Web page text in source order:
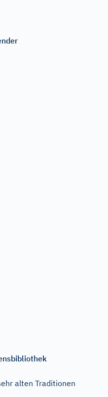
alten Traditionen